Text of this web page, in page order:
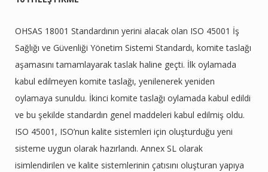
OHSAS 18001 Standardının yerini alacak olan ISO 45001 İş
Sağlığı ve Güvenliği Yönetim Sistemi Standardı, komite taslağı
aşamasını tamamlayarak taslak haline geçti. İlk oylamada
kabul edilmeyen komite taslağı, yenilenerek yeniden
oylamaya sunuldu. İkinci komite taslağı oylamada kabul edildi
ve bu şekilde standardın genel maddeleri kabul edilmiş oldu.
ISO 45001, ISO’nun kalite sistemleri için oluşturduğu yeni
sisteme uygun olarak hazırlandı. Annex SL olarak
isimlendirilen ve kalite sistemlerinin çatısını oluşturan yapıya